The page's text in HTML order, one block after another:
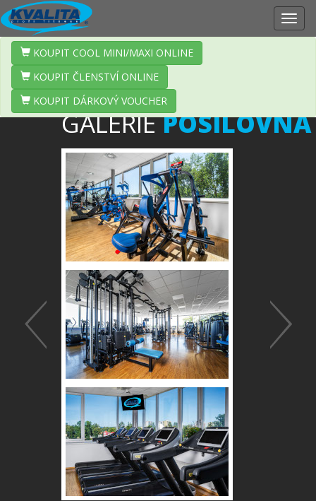
GALERIEPOSILOVNA
Předchozí
KOUPIT COOL MINI/MAXI ONLINE
KOUPIT ČLENSTVÍ ONLINE
KOUPIT DÁRKOVÝ VOUCHER